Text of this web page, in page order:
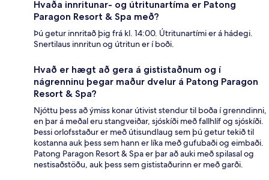
Hvaða innritunar- og útritunartíma er Patong
Paragon Resort & Spa með?
Þú getur innritað þig frá kl. 14:00. Útritunartími er á hádegi.
Snertilaus innritun og útritun er í boði.
Hvað er hægt að gera á gististaðnum og í
nágrenninu þegar maður dvelur á Patong Paragon
Resort & Spa?
Njóttu þess að ýmiss konar útivist stendur til boða í grenndinni,
en þar á meðal eru stangveiðar, sjóskíði með fallhlíf og sjóskíði.
Þessi orlofsstaður er með útisundlaug sem þú getur tekið til
kostanna auk þess sem hann er líka með gufubaði og eimbaði.
Patong Paragon Resort & Spa er þar að auki með spilasal og
nestisaðstöðu, auk þess sem gististaðurinn er með garði.